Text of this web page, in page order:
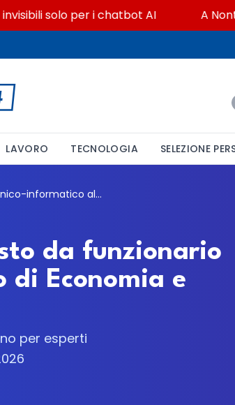
solo per i chatbot AI A
LAVORO TECNOLOGIA SELEZIONE
Università Statale di Milano, un posto da funzionario tecnico-informatico al Dipartimento di Economia e Management
da funzionario
Economia e
per esperti